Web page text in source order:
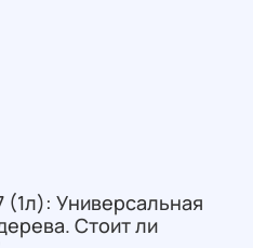
(1л): Универсальная
Стоит ли